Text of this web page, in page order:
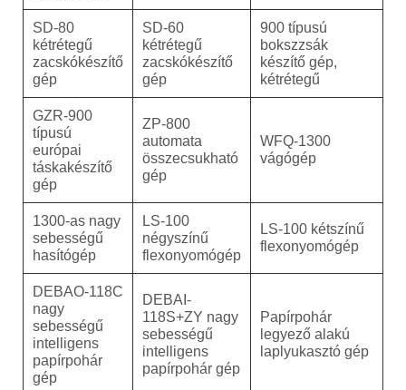
SD-80
kétrétegű
zacskókészítő
gép
SD-60
kétrétegű
zacskókészítő
gép
900 típusú
bokszzsák
készítő gép,
kétrétegű
GZR-900
típusú
európai
táskakészítő
gép
ZP-800
automata
összecsukható
gép
WFQ-1300
vágógép
1300-as nagy
sebességű
hasítógép
LS-100
négyszínű
flexonyomógép
LS-100 kétszínű
flexonyomógép
DEBAO-118C
nagy
sebességű
intelligens
papírpohár
gép
DEBAI-
118S+ZY nagy
sebességű
intelligens
papírpohár gép
Papírpohár
legyező alakú
laplyukasztó gép